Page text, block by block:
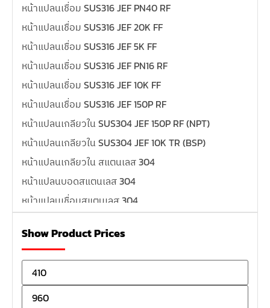
หน้าแปลนเชื่อม SUS316 JEF PN40 RF
หน้าแปลนเชื่อม SUS316 JEF 20K FF
หน้าแปลนเชื่อม SUS316 JEF 5K FF
หน้าแปลนเชื่อม SUS316 JEF PN16 RF
หน้าแปลนเชื่อม SUS316 JEF 10K FF
หน้าแปลนเชื่อม SUS316 JEF 150P RF
หน้าแปลนเกลียวใน SUS304 JEF 150P RF (NPT)
หน้าแปลนเกลียวใน SUS304 JEF 10K TR (BSP)
หน้าแปลนเกลียวใน สแตนเลส 304
หน้าแปลนบอดสแตนเลส 304
หน้าแปลนเชื่อมสแตนเลส 304
หน้าแปลนเหล็กคอสูง
หน้าแปลนเชื่อมเหล็กสลิปออน
หน้าแปลนเชื่อมเหล็กบอด
หน้าแปลนเชื่อมบอด SUS304 JEF 300P RF
Show Product Prices